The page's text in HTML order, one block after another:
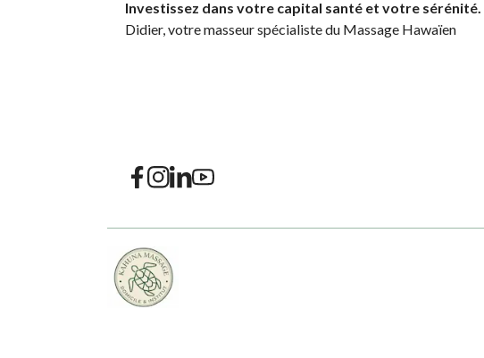
Investissez dans votre capital santé et votre sérénité.
Didier, votre masseur spécialiste du Massage Hawaïen